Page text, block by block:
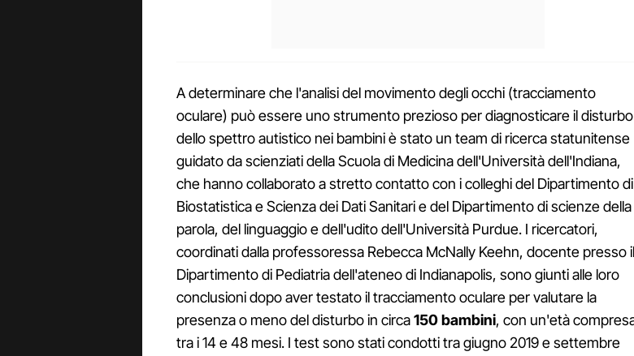
A determinare che l'analisi del movimento degli occhi (tracciamento
oculare) può essere uno strumento prezioso per diagnosticare il disturbo
dello spettro autistico nei bambini è stato un team di ricerca statunitense
guidato da scienziati della Scuola di Medicina dell'Università dell'Indiana,
che hanno collaborato a stretto contatto con i colleghi del Dipartimento di
Biostatistica e Scienza dei Dati Sanitari e del Dipartimento di scienze della
parola, del linguaggio e dell'udito dell'Università Purdue. I ricercatori,
coordinati dalla professoressa Rebecca McNally Keehn, docente presso il
Dipartimento di Pediatria dell'ateneo di Indianapolis, sono giunti alle loro
conclusioni dopo aver testato il tracciamento oculare per valutare la
presenza o meno del disturbo in circa150 bambini, con un'età
tra i 14 e 48 mesi. I test sono stati condotti tra giugno 2019 e settembre